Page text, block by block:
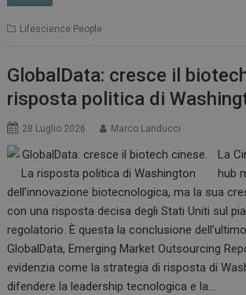
Lifescience People
GlobalData: cresce il
risposta politica di
28 Luglio 2026 Marco Landucci
La
hub
dell’innovazione biotecnologica, ma la sua
con una risposta decisa degli Stati Uniti sul
regolatorio. È questa la conclusione
GlobalData, Emerging Market Outsourcing
evidenzia come la strategia di risposta di
difendere la leadership tecnologica e la…